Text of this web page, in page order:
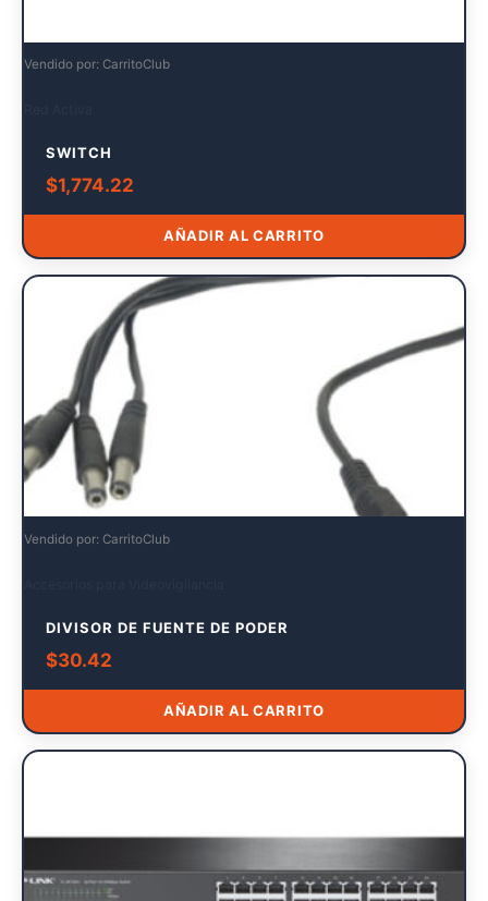
Vendido por: CarritoClub
SWITCH
$1,774.22
AÑADIR AL CARRITO
Vendido por: CarritoClub
DIVISOR DE FUENTE DE PODER
$30.42
AÑADIR AL CARRITO